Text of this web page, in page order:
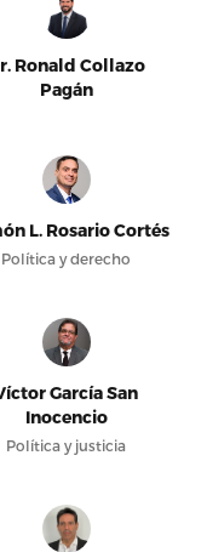
Ronald Collazo
Pagán
L. Rosario Cortés
Política y derecho
García San
Inocencio
Política y justicia